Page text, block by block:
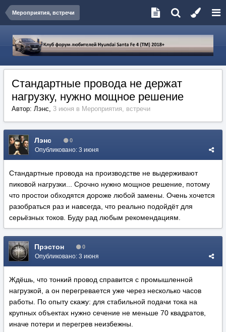
Мероприятия, встречи
Стандартные провода не держат
нагрузку, нужно мощное решение
Автор: Лэнс, 3 июня в Мероприятия, встречи
Лэнс 0
Опубликовано: 3 июня
Стандартные провода на производстве не выдерживают
пиковой нагрузки... Срочно нужно мощное решение, потому
что простои обходятся дороже любой замены. Очень хочется
разобраться раз и навсегда, что реально подойдёт для
серьёзных токов. Буду рад любым рекомендациям.
Прэстон 0
Опубликовано: 3 июня
Ждёшь, что тонкий провод справится с промышленной
нагрузкой, а он перегревается уже через несколько часов
работы. По опыту скажу: для стабильной подачи тока на
крупных объектах нужно сечение не меньше 70 квадратов,
иначе потери и перегрев неизбежны.